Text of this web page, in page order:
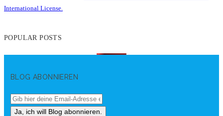
International License.
POPULAR POSTS
BLOG ABONNIEREN